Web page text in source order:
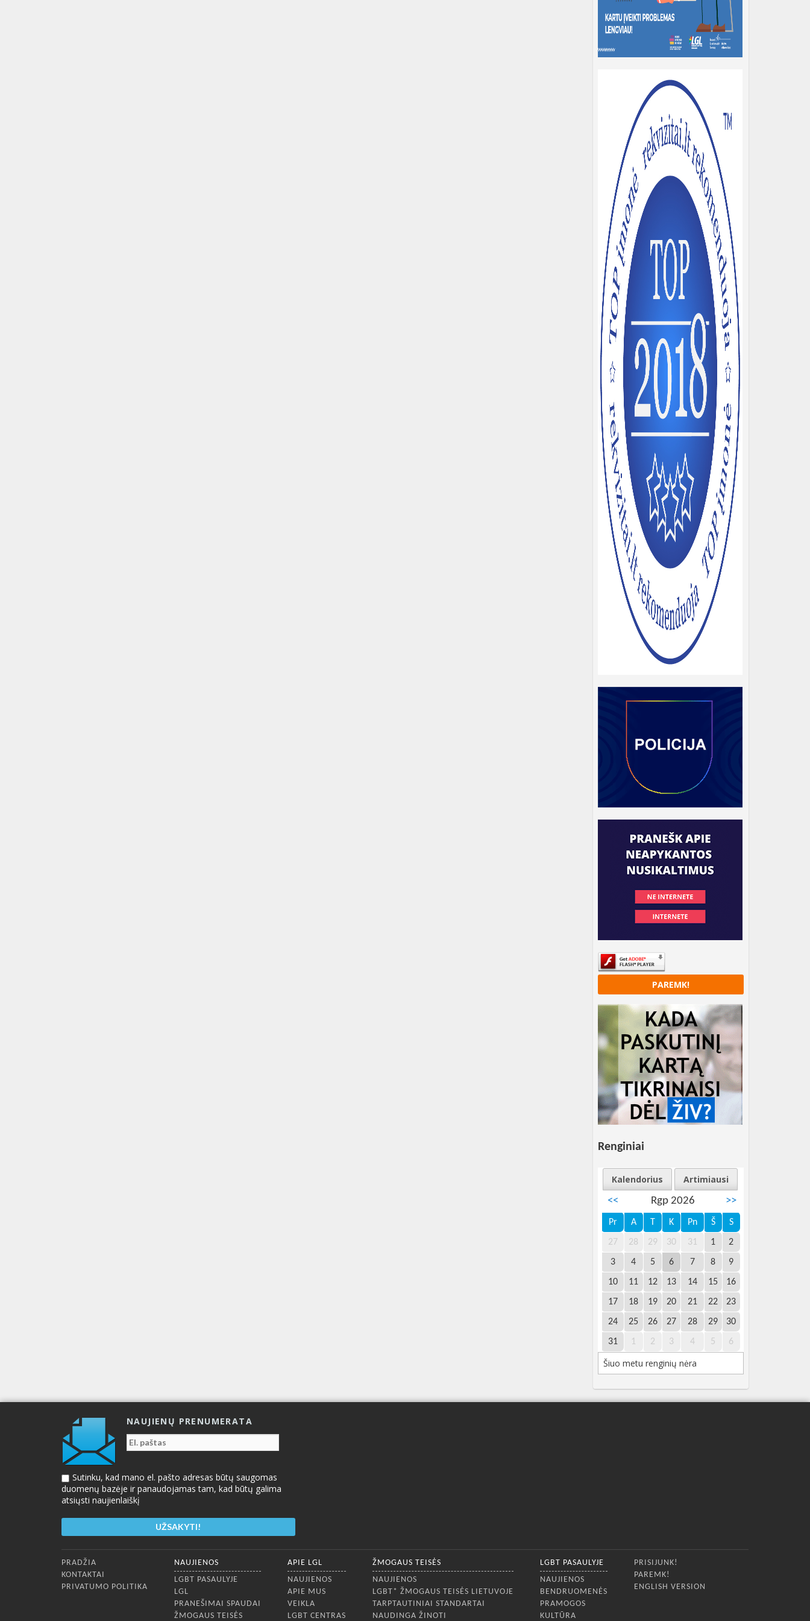
PAREMK!
Renginiai
Kalendorius
Artimiausi
<<
Rgp 2026 >>
Pr A T K Pn Š S
27 28 29 30 31 1 2
3 4 5 6 7 8 9
10 11 12 13 14 15 16
17 18 19 20 21 22 23
24 25 26 27 28 29 30
31 1 2 3 4 5 6
Šiuo metu renginių nėra
NAUJIENŲ PRENUMERATA
Sutinku, kad mano el. pašto adresas būtų saugomas
duomenų bazėje ir panaudojamas tam, kad būtų galima
atsiųsti naujienlaiškį
Apatinis meniu
PRADŽIA
KONTAKTAI
PRIVATUMO POLITIKA
NAUJIENOS
LGBT PASAULYJE
LGL
PRANEŠIMAI SPAUDAI
ŽMOGAUS TEISĖS
APIE LGL
NAUJIENOS
APIE MUS
VEIKLA
LGBT CENTRAS
ŽMOGAUS TEISĖS
NAUJIENOS
LGBT* ŽMOGAUS TEISĖS LIETUVOJE
TARPTAUTINIAI STANDARTAI
NAUDINGA ŽINOTI
LGBT PASAULYJE
NAUJIENOS
BENDRUOMENĖS
PRAMOGOS
KULTŪRA
PRISIJUNK!
PAREMK!
ENGLISH VERSION